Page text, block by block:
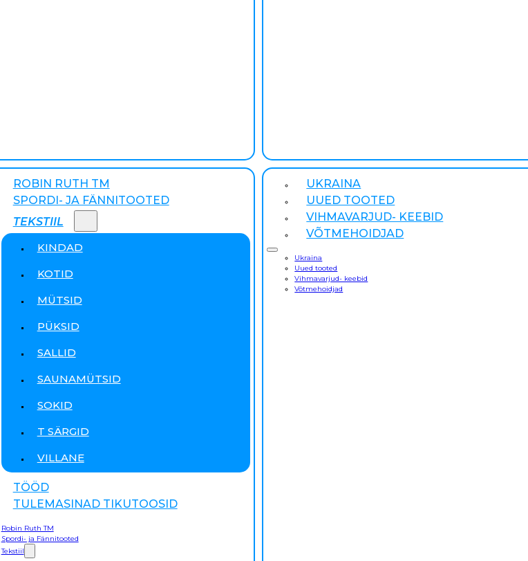
ROBIN RUTH TM
SPORDI- JA FÄNNITOOTED
TEKSTIIL
KINDAD
KOTID
MÜTSID
PÜKSID
SALLID
SAUNAMÜTSID
SOKID
T SÄRGID
VILLANE
TÖÖD
TULEMASINAD TIKUTOOSID
Robin Ruth TM
Spordi- ja Fännitooted
Tekstiil
UKRAINA
UUED TOOTED
VIHMAVARJUD- KEEBID
VÕTMEHOIDJAD
Ukraina
Uued tooted
Vihmavarjud- keebid
Võtmehoidjad